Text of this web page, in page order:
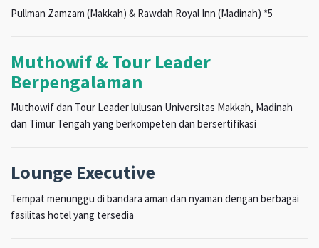
Pullman Zamzam (Makkah) & Rawdah Royal Inn (Madinah) *5
Muthowif & Tour Leader
Berpengalaman
Muthowif dan Tour Leader lulusan Universitas Makkah, Madinah
dan Timur Tengah yang berkompeten dan bersertifikasi
Lounge Executive
Tempat menunggu di bandara aman dan nyaman dengan berbagai
fasilitas hotel yang tersedia